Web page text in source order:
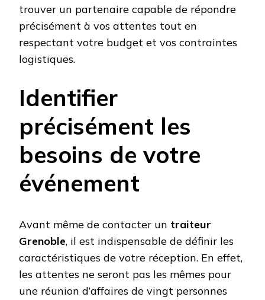
trouver un partenaire capable de répondre
précisément à vos attentes tout en
respectant votre budget et vos contraintes
logistiques.
Identifier
précisément les
besoins de votre
événement
Avant même de contacter un traiteur
Grenoble, il est indispensable de définir les
caractéristiques de votre réception. En effet,
les attentes ne seront pas les mêmes pour
une réunion d’affaires de vingt personnes